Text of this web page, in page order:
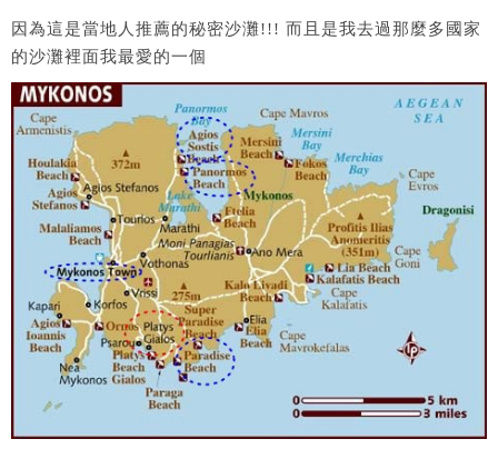
因為這是當地人推薦的秘密沙灘!!! 而且是我去過那麼多國家
的沙灘裡面我最愛的一個